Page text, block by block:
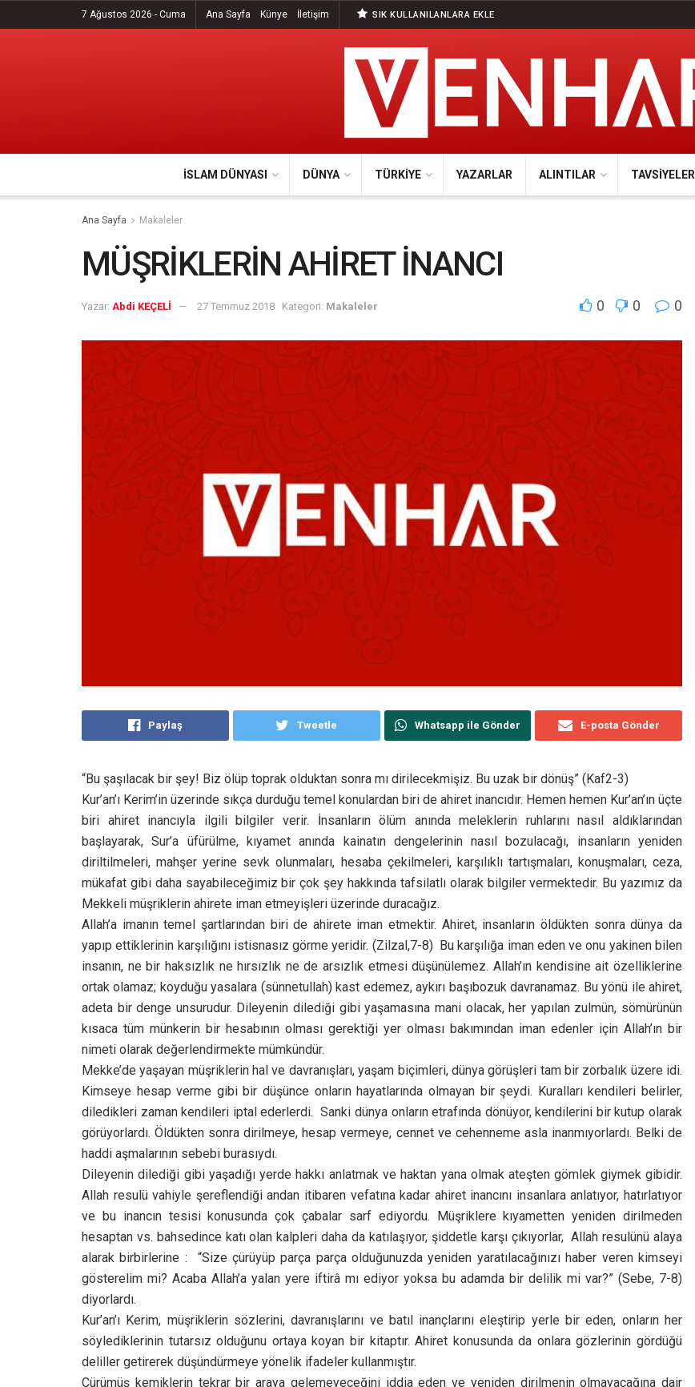
7 Ağustos 2026 - Cuma Ana Sayfa Künye İletişim SIK KULLANILANLARA EKLE
İSLAM DÜNYASI DÜNYA TÜRKIYE YAZARLAR ALINTILAR TAVSIYELER
Ana Sayfa Makaleler
MÜŞRİKLERİN AHİRET İNANCI
Yazar: Abdi KEÇELİ 27 Temmuz 2018 Kategori: Makaleler 0 0 0
Paylaş Tweetle Whatsapp ile Gönder E-posta Gönder
“Bu şaşılacak bir şey! Biz ölüp toprak olduktan sonra mı dirilecekmişiz. Bu uzak bir dönüş” (Kaf2-3)
Kur’an’ı Kerim’in üzerinde sıkça durduğu temel konulardan biri de ahiret inancıdır. Hemen hemen Kur’an’ın üçte
biri ahiret inancıyla ilgili bilgiler verir. İnsanların ölüm anında meleklerin ruhlarını nasıl aldıklarından
başlayarak, Sur’a üfürülme, kıyamet anında kainatın dengelerinin nasıl bozulacağı, insanların yeniden
diriltilmeleri, mahşer yerine sevk olunmaları, hesaba çekilmeleri, karşılıklı tartışmaları, konuşmaları, ceza,
mükafat gibi daha sayabileceğimiz bir çok şey hakkında tafsilatlı olarak bilgiler vermektedir. Bu yazımız da
Mekkeli müşriklerin ahirete iman etmeyişleri üzerinde duracağız.
Allah’a imanın temel şartlarından biri de ahirete iman etmektir. Ahiret, insanların öldükten sonra dünya da
yapıp ettiklerinin karşılığını istisnasız görme yeridir. (Zilzal,7-8) Bu karşılığa iman eden ve onu yakinen bilen
insanın, ne bir haksızlık ne hırsızlık ne de arsızlık etmesi düşünülemez. Allah’ın kendisine ait özelliklerine
ortak olamaz; koyduğu yasalara (sünnetullah) kast edemez, aykırı başıbozuk davranamaz. Bu yönü ile ahiret,
adeta bir denge unsurudur. Dileyenin dilediği gibi yaşamasına mani olacak, her yapılan zulmün, sömürünün
kısaca tüm münkerin bir hesabının olması gerektiği yer olması bakımından iman edenler için Allah’ın bir
nimeti olarak değerlendirmekte mümkündür.
Mekke’de yaşayan müşriklerin hal ve davranışları, yaşam biçimleri, dünya görüşleri tam bir zorbalık üzere idi.
Kimseye hesap verme gibi bir düşünce onların hayatlarında olmayan bir şeydi. Kuralları kendileri belirler,
diledikleri zaman kendileri iptal ederlerdi. Sanki dünya onların etrafında dönüyor, kendilerini bir kutup olarak
görüyorlardı. Öldükten sonra dirilmeye, hesap vermeye, cennet ve cehenneme asla inanmıyorlardı. Belki de
haddi aşmalarının sebebi burasıydı.
Dileyenin dilediği gibi yaşadığı yerde hakkı anlatmak ve haktan yana olmak ateşten gömlek giymek gibidir.
Allah resulü vahiyle şereflendiği andan itibaren vefatına kadar ahiret inancını insanlara anlatıyor, hatırlatıyor
ve bu inancın tesisi konusunda çok çabalar sarf ediyordu. Müşriklere kıyametten yeniden dirilmeden
hesaptan vs. bahsedince katı olan kalpleri daha da katılaşıyor, şiddetle karşı çıkıyorlar, Allah resulünü alaya
alarak birbirlerine : “Size çürüyüp parça parça olduğunuzda yeniden yaratılacağınızı haber veren kimseyi
gösterelim mi? Acaba Allah’a yalan yere iftirâ mı ediyor yoksa bu adamda bir delilik mi var?” (Sebe, 7-8)
diyorlardı.
Kur’an’ı Kerim, müşriklerin sözlerini, davranışlarını ve batıl inançlarını eleştirip yerle bir eden, onların her
söylediklerinin tutarsız olduğunu ortaya koyan bir kitaptır. Ahiret konusunda da onlara gözlerinin gördüğü
deliller getirerek düşündürmeye yönelik ifadeler kullanmıştır.
Çürümüş kemiklerin tekrar bir araya gelemeyeceğini iddia eden ve yeniden dirilmenin olmayacağına dair